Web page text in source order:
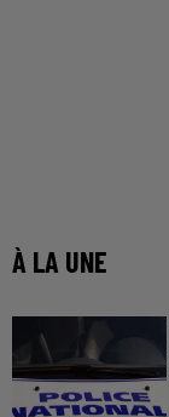
À LA UNE